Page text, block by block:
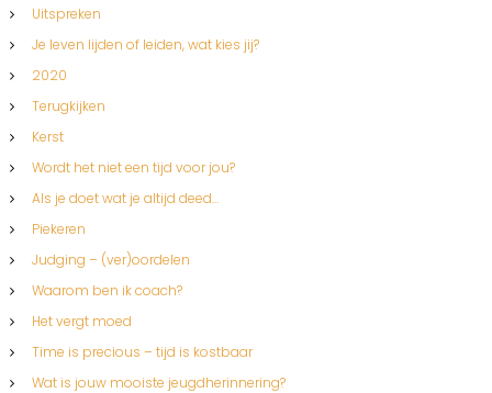
Uitspreken
Je leven lijden of leiden, wat kies jij?
2020
Terugkijken
Kerst
Wordt het niet een tijd voor jou?
Als je doet wat je altijd deed…
Piekeren
Judging – (ver)oordelen
Waarom ben ik coach?
Het vergt moed
Time is precious – tijd is kostbaar
Wat is jouw mooiste jeugdherinnering?